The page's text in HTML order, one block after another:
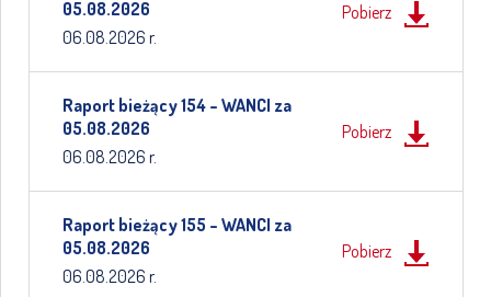
05.08.2026
06.08.2026 r.
Pobierz
Raport bieżący 154 – WANCI za
05.08.2026
06.08.2026 r.
Pobierz
Raport bieżący 155 – WANCI za
05.08.2026
06.08.2026 r.
Pobierz